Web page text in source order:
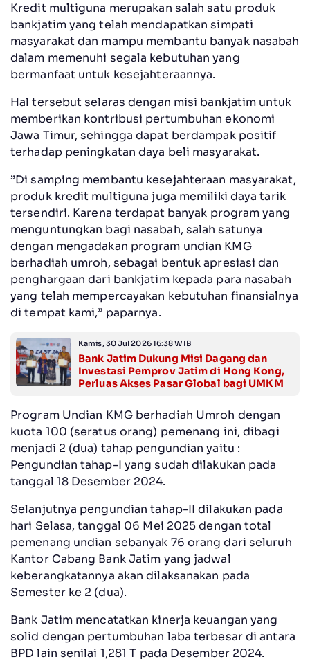
Kredit multiguna merupakan salah satu produk
bankjatim yang telah mendapatkan simpati
masyarakat dan mampu membantu banyak nasabah
dalam memenuhi segala kebutuhan yang
bermanfaat untuk kesejahteraannya.
Hal tersebut selaras dengan misi bankjatim untuk
memberikan kontribusi pertumbuhan ekonomi
Jawa Timur, sehingga dapat berdampak positif
terhadap peningkatan daya beli masyarakat.
”Di samping membantu kesejahteraan masyarakat,
produk kredit multiguna juga memiliki daya tarik
tersendiri. Karena terdapat banyak program yang
menguntungkan bagi nasabah, salah satunya
dengan mengadakan program undian KMG
berhadiah umroh, sebagai bentuk apresiasi dan
penghargaan dari bankjatim kepada para nasabah
yang telah mempercayakan kebutuhan finansialnya
di tempat kami,” paparnya.
Kamis, 30 Jul 2026 16:38 WIB
Bank Jatim Dukung Misi Dagang dan
Investasi Pemprov Jatim di Hong Kong,
Perluas Akses Pasar Global bagi UMKM
Program Undian KMG berhadiah Umroh dengan
kuota 100 (seratus orang) pemenang ini, dibagi
menjadi 2 (dua) tahap pengundian yaitu :
Pengundian tahap-I yang sudah dilakukan pada
tanggal 18 Desember 2024.
Selanjutnya pengundian tahap-II dilakukan pada
hari Selasa, tanggal 06 Mei 2025 dengan total
pemenang undian sebanyak 76 orang dari seluruh
Kantor Cabang Bank Jatim yang jadwal
keberangkatannya akan dilaksanakan pada
Semester ke 2 (dua).
Bank Jatim mencatatkan kinerja keuangan yang
solid dengan pertumbuhan laba terbesar di antara
BPD lain senilai 1,281 T pada Desember 2024.